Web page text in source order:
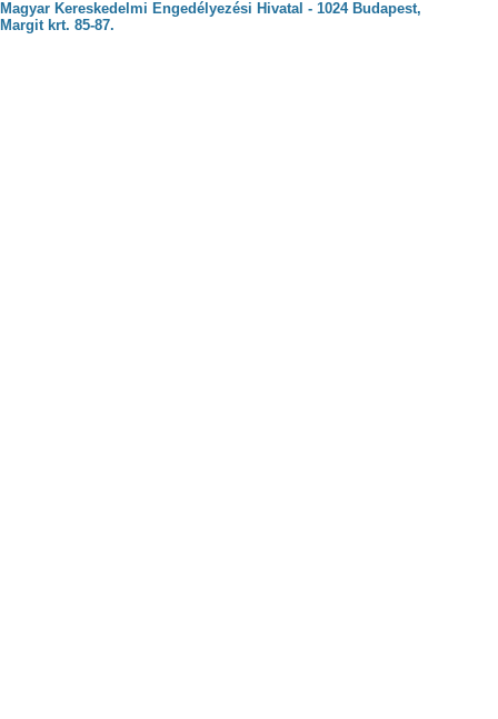
Magyar Kereskedelmi Engedélyezési Hivatal - 1024 Budapest,
Margit krt. 85-87.